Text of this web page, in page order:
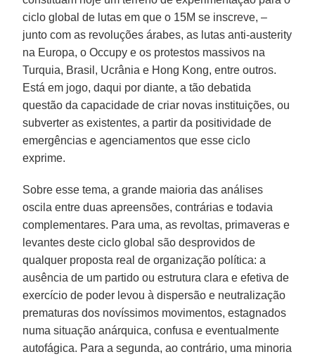
ciclo global de lutas em que o 15M se inscreve, –
junto com as revoluções árabes, as lutas anti-austerity
na Europa, o Occupy e os protestos massivos na
Turquia, Brasil, Ucrânia e Hong Kong, entre outros.
Está em jogo, daqui por diante, a tão debatida
questão da capacidade de criar novas instituições, ou
subverter as existentes, a partir da positividade de
emergências e agenciamentos que esse ciclo
exprime.
Sobre esse tema, a grande maioria das análises
oscila entre duas apreensões, contrárias e todavia
complementares. Para uma, as revoltas, primaveras e
levantes deste ciclo global são desprovidos de
qualquer proposta real de organização política: a
ausência de um partido ou estrutura clara e efetiva de
exercício de poder levou à dispersão e neutralização
prematuras dos novíssimos movimentos, estagnados
numa situação anárquica, confusa e eventualmente
autofágica. Para a segunda, ao contrário, uma minoria